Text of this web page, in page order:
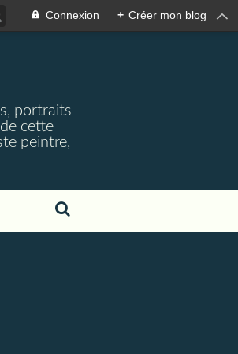
Connexion + Créer mon blog
portraits
cette
peintre,